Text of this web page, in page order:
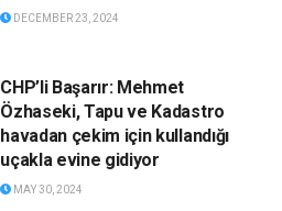
DECEMBER 23, 2024
CHP’li Başarır: Mehmet
Özhaseki, Tapu ve Kadastro
havadan çekim için kullandığı
uçakla evine gidiyor
MAY 30, 2024